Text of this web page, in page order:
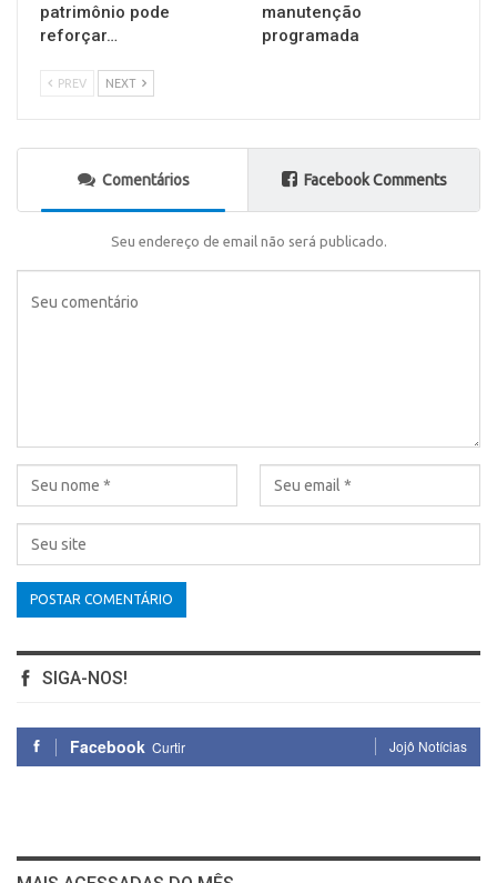
patrimônio pode
reforçar…
manutenção
programada
PREV NEXT
Comentários Facebook Comments
Seu endereço de email não será publicado.
SIGA-NOS!
Facebook Curtir Jojô Notícias